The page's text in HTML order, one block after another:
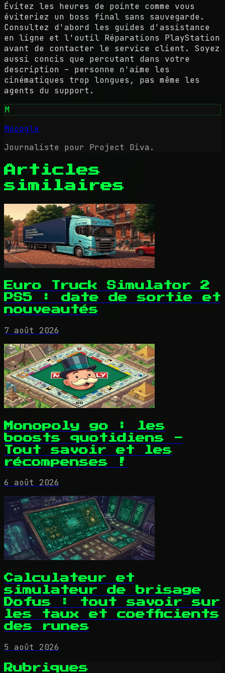
Évitez les heures de pointe comme vous
éviteriez un boss final sans sauvegarde.
Consultez d'abord les guides d'assistance
en ligne et l'outil Réparations PlayStation
avant de contacter le service client. Soyez
aussi concis que percutant dans votre
description – personne n'aime les
cinématiques trop longues, pas même les
agents du support.
M
Mooogle
Journaliste pour Project Diva.
Articles
similaires
Euro Truck Simulator 2
PS5 : date de sortie et
nouveautés
7 août 2026
Monopoly go : les
boosts quotidiens -
Tout savoir et les
récompenses !
6 août 2026
Calculateur et
simulateur de brisage
Dofus : tout savoir sur
les taux et coefficients
des runes
5 août 2026
Rubriques